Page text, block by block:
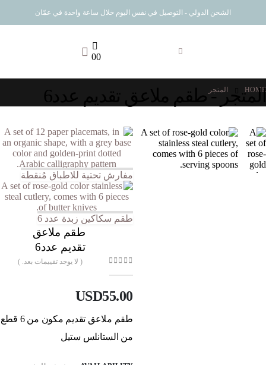
الشحن الدولي - التوصيل في نفس اليوم خلال ساعة واحدة في عمّان
00
HOME المتجر
المتجر - طقم ملاعق تقديم عدد6
مفارش تحتية للاطباق مُنقطة
طقم سكاكين زبدة عدد 6
طقم ملاعق
تقديم عدد6
( لا يوجد تقييمات بعد. )
USD55.00
طقم ملاعق تقديم مكون من 6 قطع
من الستانلس ستيل